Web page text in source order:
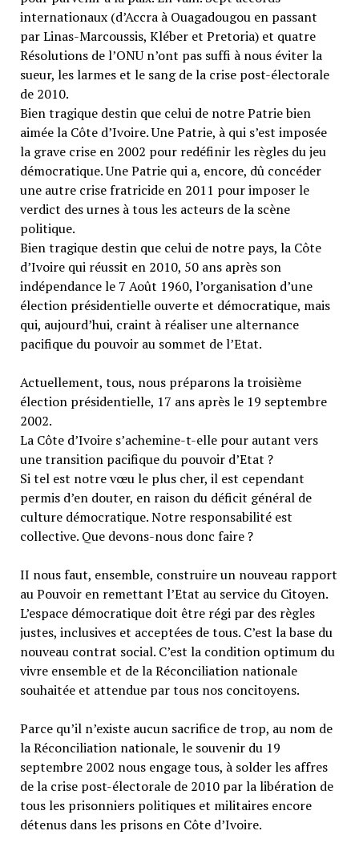
internationaux (d’Accra à Ouagadougou en passant
par Linas-Marcoussis, Kléber et Pretoria) et quatre
Résolutions de l’ONU n’ont pas suffi à nous éviter la
sueur, les larmes et le sang de la crise post-électorale
de 2010.
Bien tragique destin que celui de notre Patrie bien
aimée la Côte d’Ivoire. Une Patrie, à qui s’est imposée
la grave crise en 2002 pour redéfinir les règles du jeu
démocratique. Une Patrie qui a, encore, dû concéder
une autre crise fratricide en 2011 pour imposer le
verdict des urnes à tous les acteurs de la scène
politique.
Bien tragique destin que celui de notre pays, la Côte
d’Ivoire qui réussit en 2010, 50 ans après son
indépendance le 7 Août 1960, l’organisation d’une
élection présidentielle ouverte et démocratique, mais
qui, aujourd’hui, craint à réaliser une alternance
pacifique du pouvoir au sommet de l’Etat.
Actuellement, tous, nous préparons la troisième
élection présidentielle, 17 ans après le 19 septembre
2002.
La Côte d’Ivoire s’achemine-t-elle pour autant vers
une transition pacifique du pouvoir d’Etat ?
Si tel est notre vœu le plus cher, il est cependant
permis d’en douter, en raison du déficit général de
culture démocratique. Notre responsabilité est
collective. Que devons-nous donc faire ?
II nous faut, ensemble, construire un nouveau rapport
au Pouvoir en remettant l’Etat au service du Citoyen.
L’espace démocratique doit être régi par des règles
justes, inclusives et acceptées de tous. C’est la base du
nouveau contrat social. C’est la condition optimum du
vivre ensemble et de la Réconciliation nationale
souhaitée et attendue par tous nos concitoyens.
Parce qu’il n’existe aucun sacrifice de trop, au nom de
la Réconciliation nationale, le souvenir du 19
septembre 2002 nous engage tous, à solder les affres
de la crise post-électorale de 2010 par la libération de
tous les prisonniers politiques et militaires encore
détenus dans les prisons en Côte d’Ivoire.